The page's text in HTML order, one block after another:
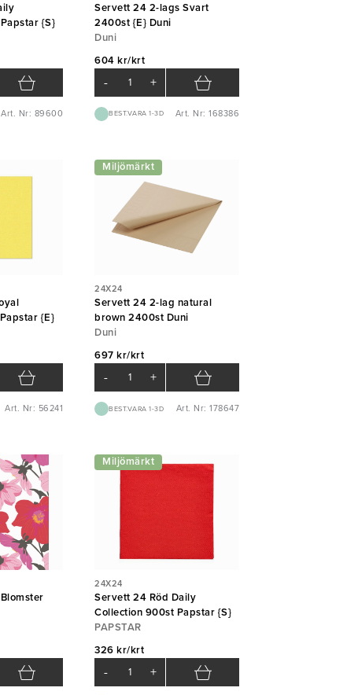
{S}
Art. Nr: 89600
Servett 24 2-lags Svart
2400st {E} Duni
Duni
604 kr/krt
- +
BEST.VARA 1-3D Art. Nr: 168386
{E}
Art. Nr: 56241
Miljömärkt
24X24
Servett 24 2-lag natural
brown 2400st Duni
Duni
697 kr/krt
- +
BEST.VARA 1-3D Art. Nr: 178647
Miljömärkt
24X24
Servett 24 Röd Daily
Collection 900st Papstar {S}
PAPSTAR
326 kr/krt
- +